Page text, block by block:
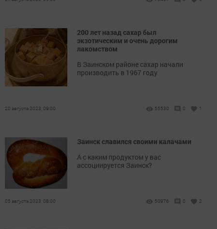
200 лет назад сахар был
экзотическим и очень дорогим
лакомством
В Заинском районе сахар начали
производить в 1967 году
20 августа 2023, 09:00 55530 0 1
Заинск славился своими калачами
А с каким продуктом у вас
ассоциируется Заинск?
05 августа 2023, 08:00 50976 0 2